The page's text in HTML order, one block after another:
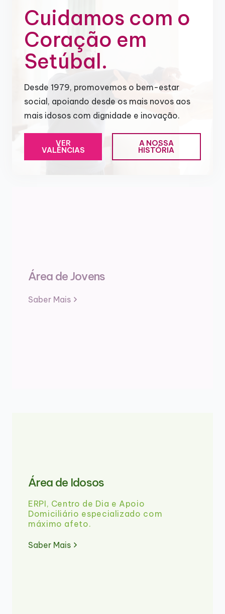
Cuidamos com o
Coração em
Setúbal.
Desde 1979, promovemos o bem-estar
social, apoiando desde os mais novos aos
mais idosos com dignidade e inovação.
VER
VALÊNCIAS
A NOSSA
HISTÓRIA
Área de Jovens
Saber Mais
Área de Idosos
ERPI, Centro de Dia e Apoio
Domiciliário especializado com
máximo afeto.
Saber Mais